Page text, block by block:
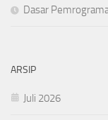
Dasar
ARSIP
Juli 2026